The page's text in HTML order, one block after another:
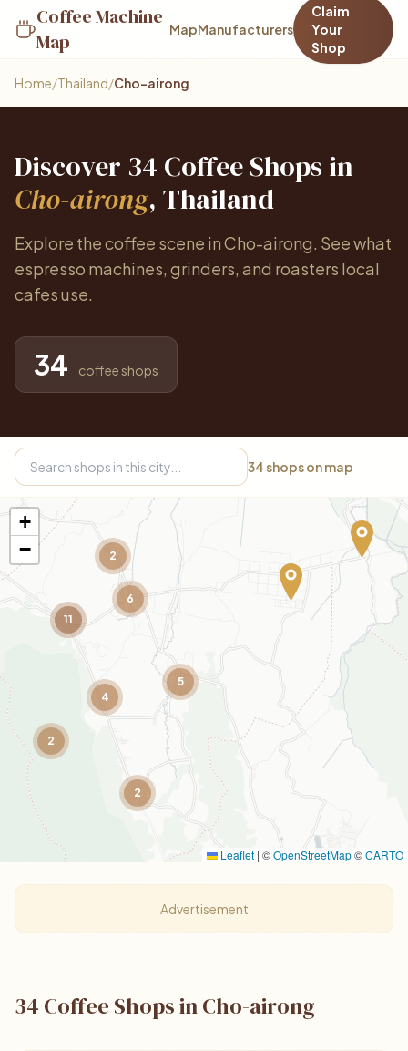
Coffee Machine
Map
MapManufacturers
Claim
Your
Shop
Home/Thailand/Cho-airong
Discover 34 Coffee Shops in
Cho-airong, Thailand
Explore the coffee scene in Cho-airong. See what
espresso machines, grinders, and roasters local
cafes use.
34 coffee shops
34 shops on map
2
5
4
2
11
2
6
+
−
Leaflet | ©OpenStreetMap©CARTO
Advertisement
34 Coffee Shops in Cho-airong